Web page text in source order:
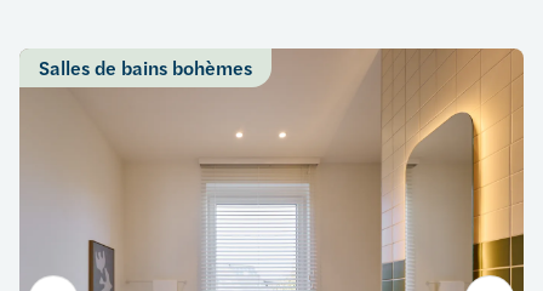
Salles de bains bohèmes